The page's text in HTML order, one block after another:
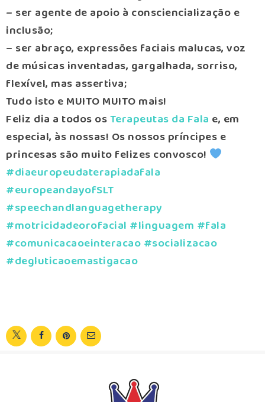
– ser agente de apoio à consciencialização e
inclusão;
– ser abraço, expressões faciais malucas, voz
de músicas inventadas, gargalhada, sorriso,
flexível, mas assertiva;
Tudo isto e MUITO MUITO mais!
Feliz dia a todos osTerapeutas da Fala e, em
especial, às nossas! Os nossos príncipes e
princesas são muito felizes convosco!
#diaeuropeudaterapiadafala
#europeandayofSLT
#speechandlanguagetherapy
#motricidadeorofacial #linguagem #fala
#comunicacaoeinteracao #socializacao
#degluticaoemastigacao